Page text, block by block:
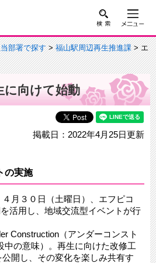
部署で探す>福山駅周辺再生推進課> エ
に向けて始動
掲載日：2022年4月25日更新
の実施
月３０日（土曜日）、エフピコ
活用し、地域交流型イベントが行
Construction（アンダーコンスト
中の意味）。再生に向けた改修工
開し、その変化を楽しみ共有す